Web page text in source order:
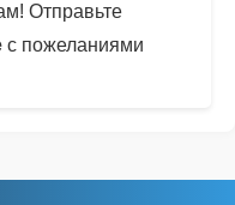
Отправьте
с пожеланиями